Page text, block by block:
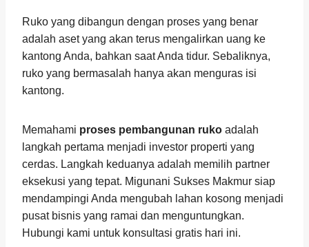
Ruko yang dibangun dengan proses yang benar
adalah aset yang akan terus mengalirkan uang ke
kantong Anda, bahkan saat Anda tidur. Sebaliknya,
ruko yang bermasalah hanya akan menguras isi
kantong.
Memahami proses pembangunan ruko adalah
langkah pertama menjadi investor properti yang
cerdas. Langkah keduanya adalah memilih partner
eksekusi yang tepat. Migunani Sukses Makmur siap
mendampingi Anda mengubah lahan kosong menjadi
pusat bisnis yang ramai dan menguntungkan.
Hubungi kami untuk konsultasi gratis hari ini.